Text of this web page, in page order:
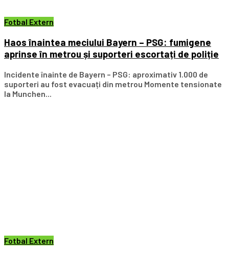
Fotbal Extern
Haos înaintea meciului Bayern – PSG: fumigene
aprinse în metrou și suporteri escortați de poliție
Incidente înainte de Bayern – PSG: aproximativ 1.000 de
suporteri au fost evacuați din metrou Momente tensionate
la Munchen...
Fotbal Extern